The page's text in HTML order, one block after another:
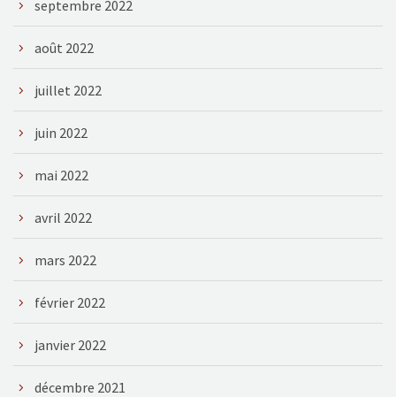
septembre 2022
août 2022
juillet 2022
juin 2022
mai 2022
avril 2022
mars 2022
février 2022
janvier 2022
décembre 2021